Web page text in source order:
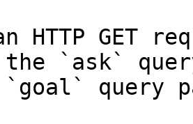
HTTP GET
the `ask`
query